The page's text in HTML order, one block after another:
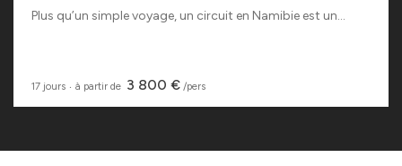
Plus qu’un simple voyage, un circuit en Namibie est un...
17 jours ‧ à partir de 3 800 € /pers